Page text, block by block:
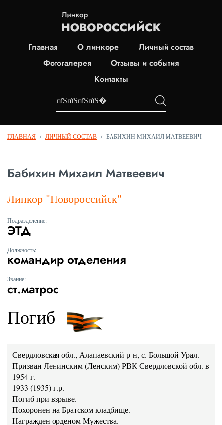
Главная О линкоре
Личный состав
Фотогалерея
Отзывы и события
Контакты
ГЛАВНАЯ / ЛИЧНЫЙ СОСТАВ / БАБИХИН МИХАИЛ МАТВЕЕВИЧ
Бабихин Михаил Матвеевич
Линкор "Новороссийск"
Подразделение:
ЭТД
Должность:
командир отделения
Звание:
ст.матрос
Погиб
Свердловская обл., Алапаевский р-н, с. Большой Урал.
Призван Ленинским (Ленским) РВК Свердловской обл. в
1954 г.
1933 (1935) г.р.
Погиб при взрыве.
Похоронен на Братском кладбище.
Награжден орденом Мужества.